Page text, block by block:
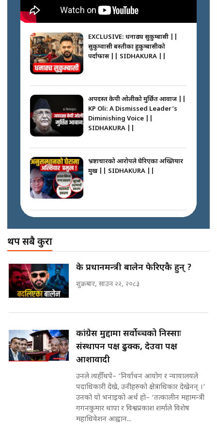
||
फेरि स्वर्गनर्कको यात्रामा ओली–प्रचण्ड ||
कस्तो छ नागढुङ्गा सुरुङमार्ग ? ||
SIDHAKURA ||
कहाँ हरायो ग्यास ? || Where Did
the Gas Go? || SIDHAKURA ||
? || SIDHAKURA ||
लगाउन जानेलाई रोकौँः रवि लामिछाने ||
SIDHAKURA ||
|| PM BALEN ADDRESS ||
अदालतको गुनासो अब सिधै सर्वोच्चमा
|| Court Grievances Directly to
the Supreme Court ||
इनड्राइभ || SIDHAKURA ||
राष्ट्रिय सवालमा ९ दल एकजुट ||
Prachanda, Rabi, Gagan Stand
on the Same Page ||
SIDHAKURA ||
EXCLUSIVE: धनाढ्य सुकुम्बासी ||
सुकुम्वासी बस्तीका हुकुम्बासीको
पर्दाफास || SIDHAKURA ||
अपदस्त केपी ओलीको मुर्छित आवाज ||
KP Oli: A Dismissed Leader’s
Diminishing Voice ||
SIDHAKURA ||
भ्रष्टाचारको आरोपले घेरिएका अख्तियार
प्रमुख || SIDHAKURA ||
SIDHAKURA
पोप्पोको पासोः कमाउने लोभमा घरबार नै
INVESTIGATION
मन्त्री आउने बित्तिकै सुरु भएको थियो
घुसको डिल || Raj Kumar Gupta ||
घुसको डिल गर्ने मन्त्रीकाे राजिनामा,
भूमिसुधार मन्त्रीलाई जोगाइदै ! ||
थप सबै कुरा
के प्रधानमन्त्री बालेन फेरिएकै हुन् ?
शुक्रबार, साउन २२, २०८३
कांग्रेस मुद्दामा सर्वोच्चको निस्साः
संस्थापन पक्ष ढुक्क, देउवा पक्ष
आशावादी
उनले त्यहीँ थपे– ‘निर्वाचन आयोग र न्यायालयले
पदाधिकारी देखे, उनीहरुको क्षेत्राधिकार देखेनन् ।’
उनको यो भनाइको अर्थ हो– ‘तत्कालीन महामन्त्री
गगनकुमार थापा र विश्वप्रकाश शर्माले विशेष
महाधिवेशन आह्वान...